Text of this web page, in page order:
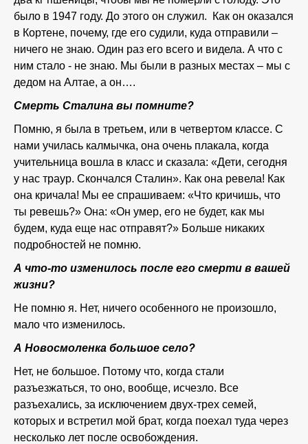
было в 1947 году. До этого он служил. Как он оказался
в Кортене, почему, где его судили, куда отправили –
ничего не знаю. Один раз его всего и видела. А что с
ним стало - не знаю. Мы были в разных местах – мы с
дедом на Алтае, а он….
Смерть Сталина вы помните?
Помню, я была в третьем, или в четвертом классе. С
нами училась калмычка, она очень плакала, когда
учительница вошла в класс и сказала: «Дети, сегодня
у нас траур. Скончался Сталин». Как она ревела! Как
она кричала! Мы ее спрашиваем: «Что кричишь, что
ты ревешь?» Она: «Он умер, его не будет, как мы
будем, куда еще нас отправят?» Больше никаких
подробностей не помню.
А что-то изменилось после его смерти в вашей
жизни?
Не помню я. Нет, ничего особенного не произошло,
мало что изменилось.
А Новосмоленка большое село?
Нет, не большое. Потому что, когда стали
разъезжаться, то оно, вообще, исчезло. Все
разъехались, за исключением двух-трех семей,
которых и встретил мой брат, когда поехал туда через
несколько лет после освобождения.